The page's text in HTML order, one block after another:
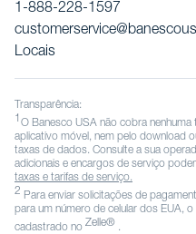
1-888-228-1597
Locais
Transparência:
1 O Banesco USA não cobra
aplicativo móvel, nem pelo download
taxas de dados. Consulte a sua
adicionais e encargos de serviço
taxas e tarifas de serviço.
2 Para enviar solicitações de
para um número de celular dos EUA,
cadastrado no Zelle® .